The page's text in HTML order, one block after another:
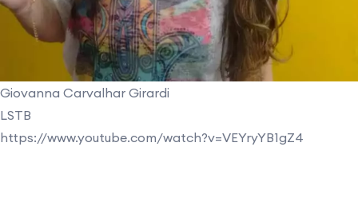
Giovanna Carvalhar Girardi
LSTB
https://www.youtube.com/watch?v=VEYryYB1gZ4